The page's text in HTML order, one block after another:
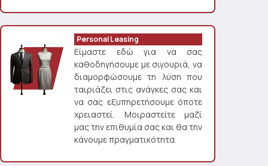
Personal Leasing
Είμαστε εδώ για να σας
καθοδηγήσουμε με σιγουριά, να
διαμορφώσουμε τη λύση που
ταιριάζει στις ανάγκες σας και
να σας εξυπηρετήσουμε όποτε
χρειαστεί. Μοιραστείτε μαζί
μας την επιθυμία σας και θα την
κάνουμε πραγματικότητα.